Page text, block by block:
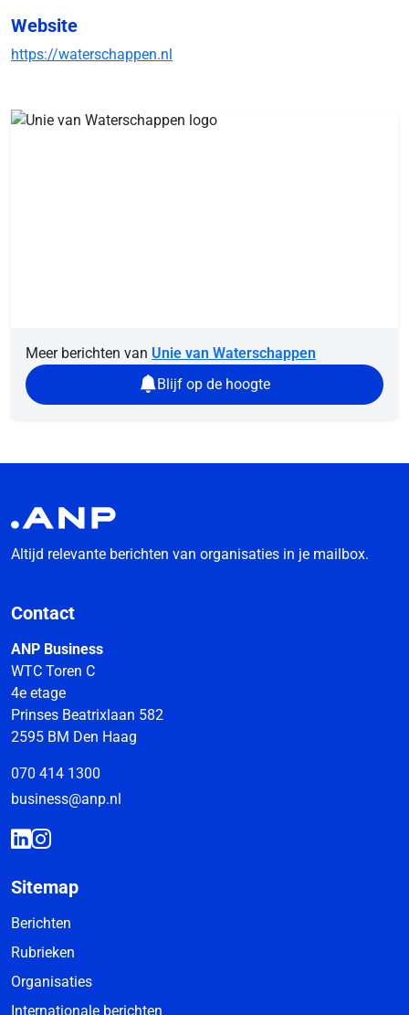
Website
https://waterschappen.nl
Meer berichten van Unie van Waterschappen
Blijf op de hoogte
Altijd relevante berichten van organisaties in je mailbox.
Contact
ANP Business
WTC Toren C
4e etage
Prinses Beatrixlaan 582
2595 BM Den Haag
070 414 1300
business@anp.nl
Sitemap
Berichten
Rubrieken
Organisaties
Internationale berichten